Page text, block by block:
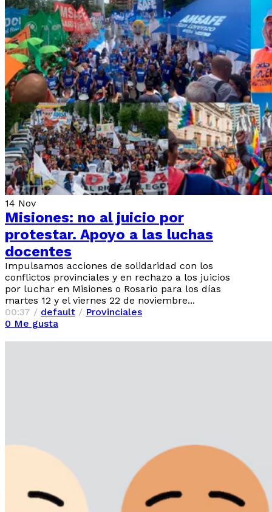
14 Nov
Misiones: no al juicio por
protestar. Apoyo a las luchas
docentes
Impulsamos acciones de solidaridad con los
conflictos provinciales y en rechazo a los juicios
por luchar en Misiones o Rosario para los días
martes 12 y el viernes 22 de noviembre...
00:37 / default / Provinciales
0 Me gusta